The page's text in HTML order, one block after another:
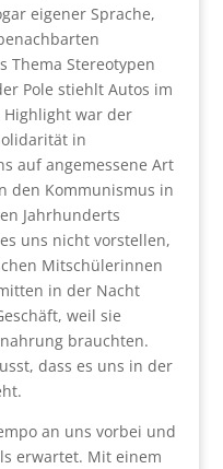
eigener Sprache,
Thema Stereotypen
Pole stiehlt Autos im
Highlight war der
in
auf angemessene Art
den Kommunismus in
Jahrhunderts
uns nicht vorstellen,
Mitschülerinnen
in der Nacht
weil sie
brauchten.
dass es uns in der
an uns vorbei und
erwartet. Mit einem